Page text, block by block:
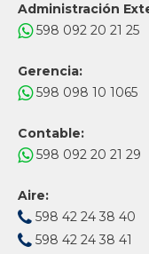
Administración
598 092 20 21 25
Gerencia:
598 098 10 1065
Contable:
598 092 20 21 29
Aire:
598 42 24 38 40
598 42 24 38 41